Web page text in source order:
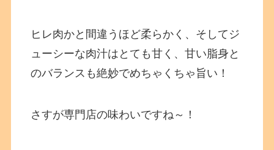
ヒレ肉かと間違うほど柔らかく、そしてジ
ューシーな肉汁はとても甘く、甘い脂身と
のバランスも絶妙でめちゃくちゃ旨い！
さすが専門店の味わいですね～！